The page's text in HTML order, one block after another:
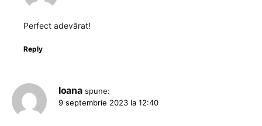
Perfect adevărat!
Reply
Ioana spune:
9 septembrie 2023 la 12:40